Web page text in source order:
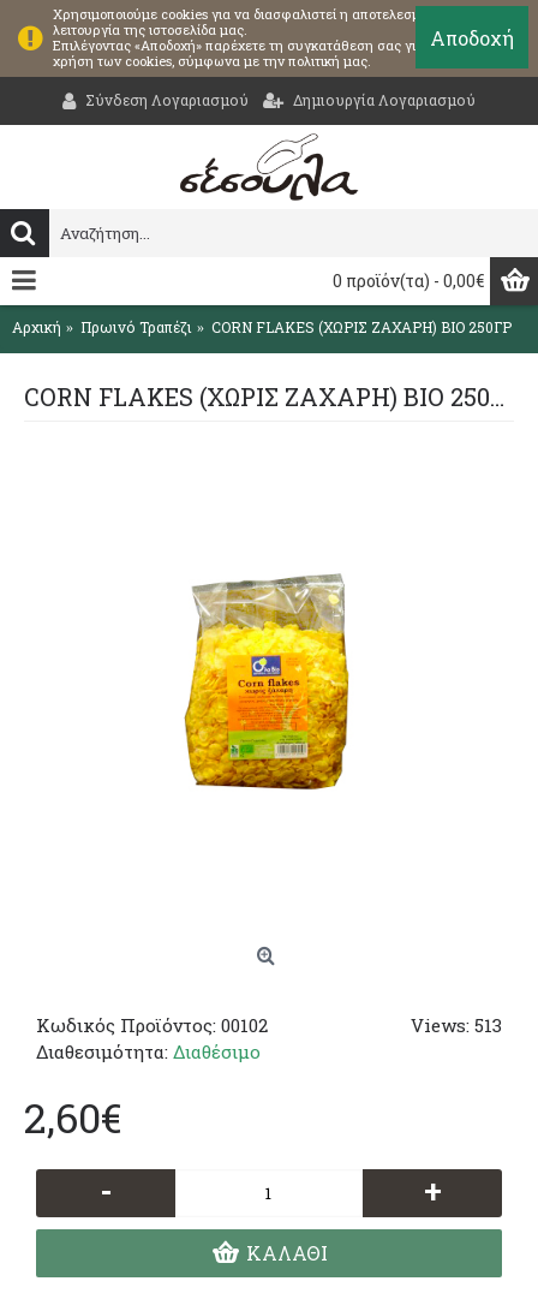
Χρησιμοποιούμε cookies για να διασφαλιστεί η αποτελεσματική
λειτουργία της ιστοσελίδα μας.
Επιλέγοντας «Αποδοχή» παρέχετε τη συγκατάθεση σας για τη
χρήση των cookies, σύμφωνα με την πολιτική μας.
Αποδοχή
Σύνδεση Λογαριασμού Δημιουργία Λογαριασμού
0 προϊόν(τα) - 0,00€
Αρχική Πρωινό Τραπέζι CORN FLAKES (ΧΩΡΙΣ ΖΑΧΑΡΗ) ΒΙΟ 250ΓΡ
CORN FLAKES (ΧΩΡΙΣ ΖΑΧΑΡΗ) ΒΙΟ 250ΓΡ
Views: 513
Κωδικός Προϊόντος: 00102
Διαθεσιμότητα: Διαθέσιμο
2,60€
- +
ΚΑΛΆΘΙ